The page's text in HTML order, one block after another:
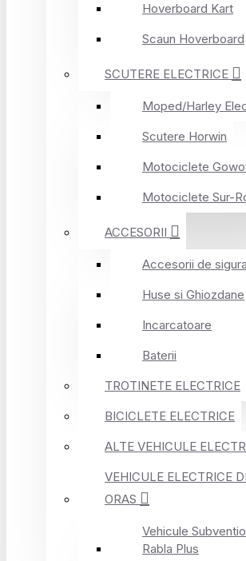
Hoverboard Kart
Scaun Hoverboard
SCUTERE ELECTRICE
Moped/Harley
Scutere Horwin
Motociclete
Motociclete Sur-
ACCESORII
Accesorii de
Huse si Ghiozdane
Incarcatoare
Baterii
TROTINETE ELECTRICE
BICICLETE ELECTRICE
ALTE VEHICULE
VEHICULE ELECTRICE
ORAS
Vehicule
Rabla Plus